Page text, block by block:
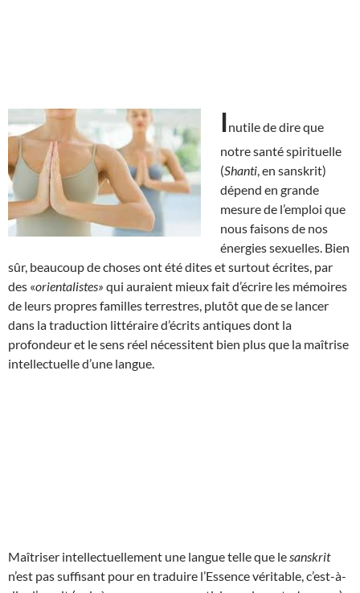
Inutile de dire que
notre santé spirituelle
(Shanti , en sanskrit)
dépend en grande
mesure de l’emploi que
nous faisons de nos
énergies sexuelles. Bien
sûr, beaucoup de choses ont été dites et surtout écrites, par
des «orientalistes» qui auraient mieux fait d’écrire les mémoires
de leurs propres familles terrestres, plutôt que de se lancer
dans la traduction littéraire d’écrits antiques dont la
profondeur et le sens réel nécessitent bien plus que la maîtrise
intellectuelle d’une langue.
Maîtriser intellectuellement une langue telle que le sanskrit
n’est pas suffisant pour en traduire l’Essence véritable, c’est-à-